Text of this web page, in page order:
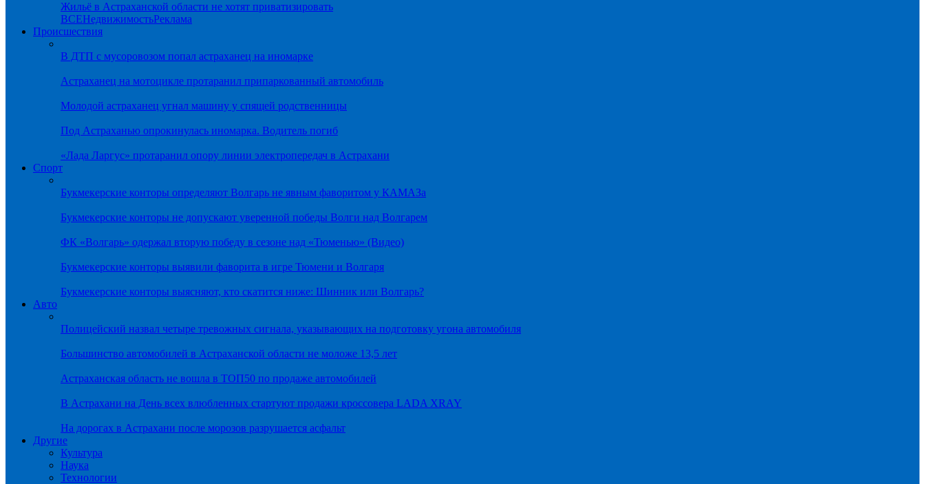
Жильё в Астраханской области не хотят приватизировать
ВСЕНедвижимостьРеклама
Происшествия
В ДТП с мусоровозом попал астраханец на иномарке
Астраханец на мотоцикле протаранил припаркованный автомобиль
Молодой астраханец угнал машину у спящей родственницы
Под Астраханью опрокинулась иномарка. Водитель погиб
«Лада Ларгус» протаранил опору линии электропередач в Астрахани
Спорт
Букмекерские конторы определяют Волгарь не явным фаворитом у КАМАЗа
Букмекерские конторы не допускают уверенной победы Волги над Волгарем
ФК «Волгарь» одержал вторую победу в сезоне над «Тюменью» (Видео)
Букмекерские конторы выявили фаворита в игре Тюмени и Волгаря
Букмекерские конторы выясняют, кто скатится ниже: Шинник или Волгарь?
Авто
Полицейский назвал четыре тревожных сигнала, указывающих на подготовку угона автомобиля
Большинство автомобилей в Астраханской области не моложе 13,5 лет
Астраханская область не вошла в ТОП50 по продаже автомобилей
В Астрахани на День всех влюбленных стартуют продажи кроссовера LADA XRAY
На дорогах в Астрахани после морозов разрушается асфальт
Другие
Культура
Наука
Технологии